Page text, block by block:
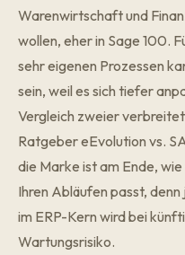
Warenwirtschaft und
wollen, eher in Sage 100.
sehr eigenen Prozessen
sein, weil es sich tiefer
Vergleich zweier
RatgebereEvolution vs.
die Marke ist am Ende,
Ihren Abläufen passt,
im ERP-Kern wird bei
Wartungsrisiko.